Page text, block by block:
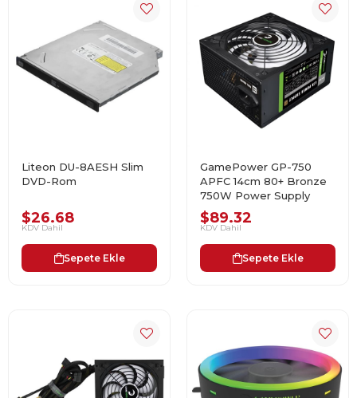
Liteon DU-8AESH Slim
DVD-Rom
$26.68
KDV Dahil
Sepete Ekle
GamePower GP-750
APFC 14cm 80+ Bronze
750W Power Supply
$89.32
KDV Dahil
Sepete Ekle